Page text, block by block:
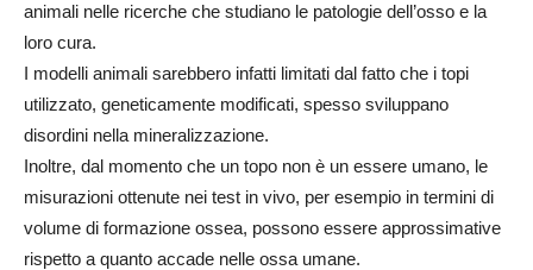
animali nelle ricerche che studiano le patologie dell’osso e la
loro cura.
I modelli animali sarebbero infatti limitati dal fatto che i topi
utilizzato, geneticamente modificati, spesso sviluppano
disordini nella mineralizzazione.
Inoltre, dal momento che un topo non è un essere umano, le
misurazioni ottenute nei test in vivo, per esempio in termini di
volume di formazione ossea, possono essere approssimative
rispetto a quanto accade nelle ossa umane.